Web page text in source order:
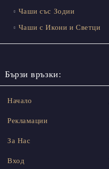
Чаши със Зодии
Чаши с Икони и Светци
Бързи връзки:
Начало
Рекламации
За Нас
Вход